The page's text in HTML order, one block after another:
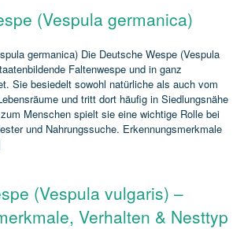
(Vespula germanica)
germanica) Die Deutsche Wespe (Vespula
Faltenwespe und in ganz
Sie besiedelt sowohl natürliche als auch vom
und tritt dort häufig in Siedlungsnähe
Menschen spielt sie eine wichtige Rolle bei
und Nahrungssuche. Erkennungsmerkmale
(Vespula vulgaris) –
Verhalten & Nesttyp